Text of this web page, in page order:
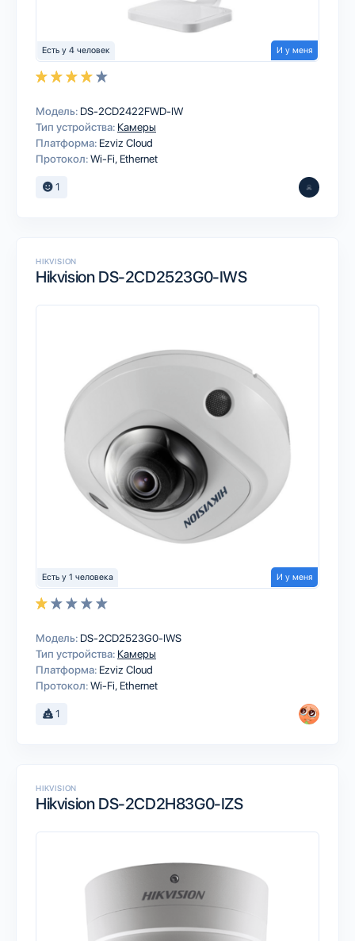
Есть у 4 человек И у меня
Модель: DS-2CD2422FWD-IW
Тип устройства: Камеры
Платформа: Ezviz Cloud
Протокол:Wi-Fi Ethernet
1
HIKVISION
Hikvision DS-2CD2523G0-IWS
Есть у 1 человека И у меня
Модель: DS-2CD2523G0-IWS
Тип устройства: Камеры
Платформа: Ezviz Cloud
Протокол:Wi-Fi Ethernet
1
HIKVISION
Hikvision DS-2CD2H83G0-IZS